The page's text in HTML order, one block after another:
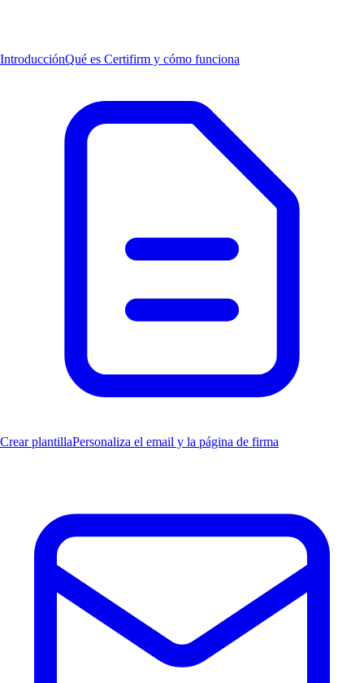
IntroducciónQué es Certifirm y cómo funciona
Crear plantillaPersonaliza el email y la página de firma